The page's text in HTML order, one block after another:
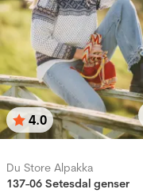
Betyg:
4.0
utav 5 stjärnor
Du Store Alpakka
137-06 Setesdal genser